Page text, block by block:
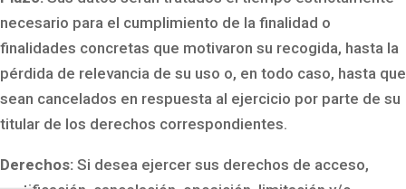
necesario para el cumplimiento de la finalidad o
finalidades concretas que motivaron su recogida, hasta la
pérdida de relevancia de su uso o, en todo caso, hasta que
sean cancelados en respuesta al ejercicio por parte de su
titular de los derechos correspondientes.
Derechos: Si desea ejercer sus derechos de acceso,